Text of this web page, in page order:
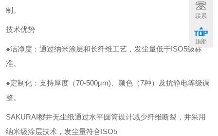
制。
技术优势
●洁净度：通过纳米涂层和长纤维工艺，发尘量低于ISO5级标
准。
●定制化：支持厚度（70-500μm)、颜色（7种）及抗静电等级调
整。
SAKURAI樱井无尘纸通过水平圆筒设计减少纤维断裂，并采用
纳米级涂层技术，发尘量符合ISO5
联系
顶部